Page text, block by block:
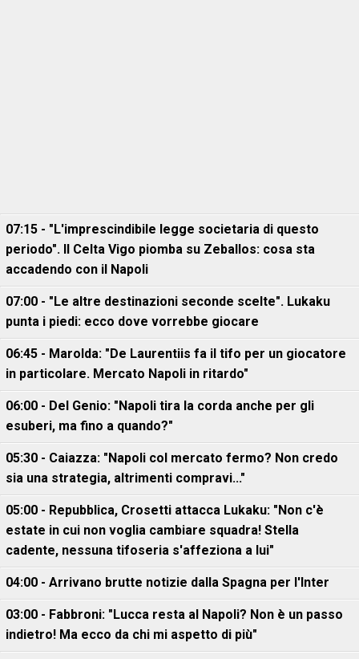
07:15 - "L'imprescindibile legge societaria di questo
periodo". Il Celta Vigo piomba su Zeballos: cosa sta
accadendo con il Napoli
07:00 - "Le altre destinazioni seconde scelte". Lukaku
punta i piedi: ecco dove vorrebbe giocare
06:45 - Marolda: "De Laurentiis fa il tifo per un giocatore
in particolare. Mercato Napoli in ritardo"
06:00 - Del Genio: "Napoli tira la corda anche per gli
esuberi, ma fino a quando?"
05:30 - Caiazza: "Napoli col mercato fermo? Non credo
sia una strategia, altrimenti compravi..."
05:00 - Repubblica, Crosetti attacca Lukaku: "Non c'è
estate in cui non voglia cambiare squadra! Stella
cadente, nessuna tifoseria s'affeziona a lui"
04:00 - Arrivano brutte notizie dalla Spagna per l'Inter
03:00 - Fabbroni: "Lucca resta al Napoli? Non è un passo
indietro! Ma ecco da chi mi aspetto di più"